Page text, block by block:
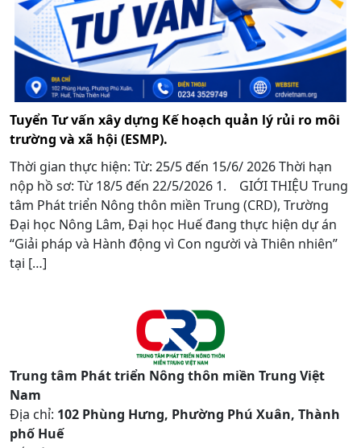
Tuyển Tư vấn xây dựng Kế hoạch quản lý rủi ro môi
trường và xã hội (ESMP).
Thời gian thực hiện: Từ: 25/5 đến 15/6/ 2026 Thời hạn
nộp hồ sơ: Từ 18/5 đến 22/5/2026 1. GIỚI THIỆU Trung
tâm Phát triển Nông thôn miền Trung (CRD), Trường
Đại học Nông Lâm, Đại học Huế đang thực hiện dự án
“Giải pháp và Hành động vì Con người và Thiên nhiên”
tại […]
Trung tâm Phát triển Nông thôn miền Trung Việt
Nam
Địa chỉ: 102 Phùng Hưng, Phường Phú Xuân, Thành
phố Huế